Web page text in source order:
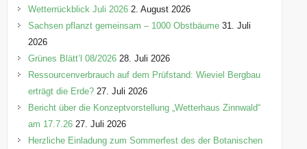
o
r
e
n
Wetterrückblick Juli 2026 2. August 2026
Sachsen pflanzt gemeinsam – 1000 Obstbäume 31. Juli
2026
Grünes Blätt’l 08/2026 28. Juli 2026
Ressourcenverbrauch auf dem Prüfstand: Wieviel Bergbau
erträgt die Erde? 27. Juli 2026
Bericht über die Konzeptvorstellung „Wetterhaus Zinnwald“
am 17.7.26 27. Juli 2026
Herzliche Einladung zum Sommerfest des der Botanischen